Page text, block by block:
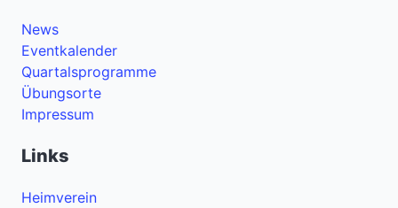
News
Eventkalender
Quartalsprogramme
Übungsorte
Impressum
Links
Heimverein